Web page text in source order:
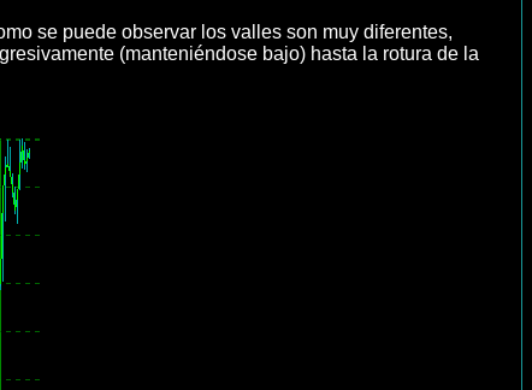
se puede observar los valles son muy diferentes,
(manteniéndose bajo) hasta la rotura de la